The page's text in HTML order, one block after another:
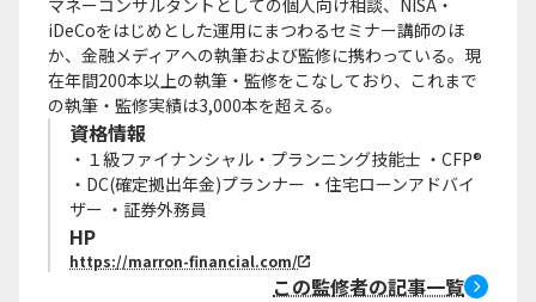
iDeCoをはじめとした運用にまつわるセミナー講師のほ
か、金融メディアへの執筆および監修に携わっている。現
在年間200本以上の執筆・監修をこなしており、これまで
の執筆・監修実績は3,000本を超える。
資格情報
・１級ファイナンシャル・プランニング技能士 ・CFP®
・DC(確定拠出年金)プランナー ・住宅ローンアドバイ
ザー ・証券外務員
HP
https://marron-financial.com/
この監修者の記事一覧